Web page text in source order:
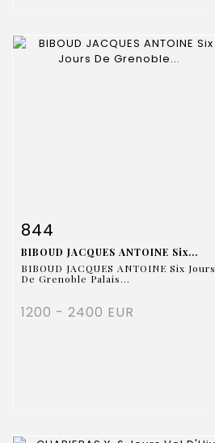
Fiche détaillée
844
BIBOUD JACQUES ANTOINE Six...
BIBOUD JACQUES ANTOINE Six Jours
De Grenoble Palais...
1200 - 2400 EUR